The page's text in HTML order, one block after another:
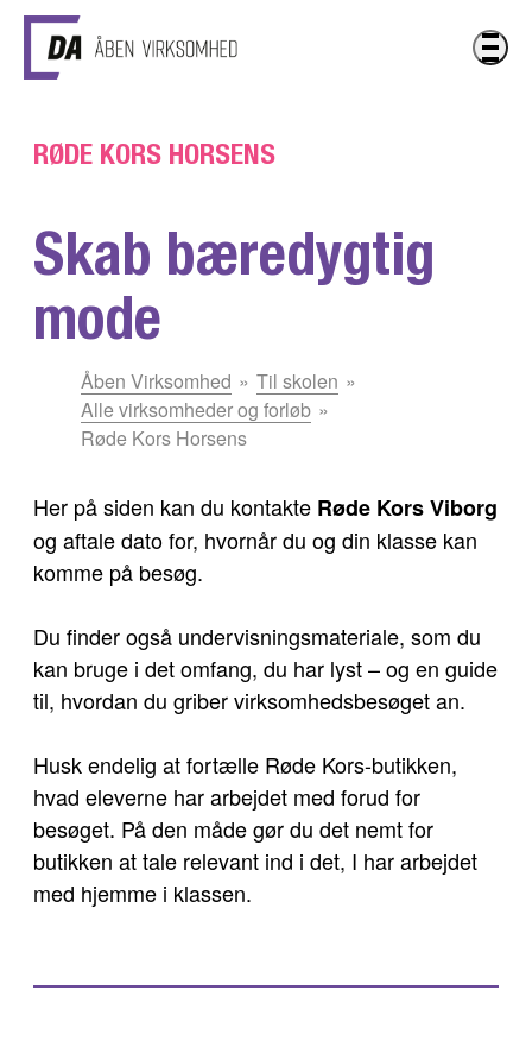
Gå til hovedindhold
RØDE KORS HORSENS
Skab bæredygtig
mode
Åben Virksomhed
Til skolen
Alle virksomheder og forløb
Røde Kors Horsens
Her på siden kan du kontakte Røde KorsViborg
og aftale dato for, hvornår du og din klasse kan
komme på besøg.
Du finder også undervisningsmateriale, som du
kan bruge i det omfang, du har lyst – og en guide
til, hvordan du griber virksomhedsbesøget an.
Husk endelig at fortælle Røde Kors-butikken,
hvad eleverne har arbejdet med forud for
besøget. På den måde gør du det nemt for
butikken at tale relevant ind i det, I har arbejdet
med hjemme i klassen.